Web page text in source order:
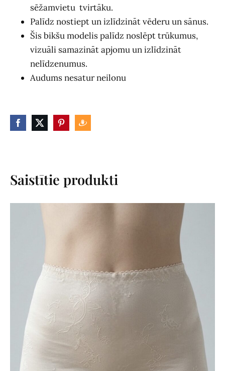
sēžamvietu tvirtāku.
Palīdz nostiept un izlīdzināt vēderu un sānus.
Šis bikšu modelis palīdz noslēpt trūkumus,
vizuāli samazināt apjomu un izlīdzināt
nelīdzenumus.
Audums nesatur neilonu
Saistītie produkti